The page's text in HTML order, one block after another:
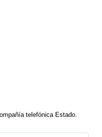
telefónica Estado.